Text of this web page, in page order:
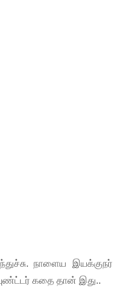
நாளைய இயக்குநர்
கதை தான் இது..